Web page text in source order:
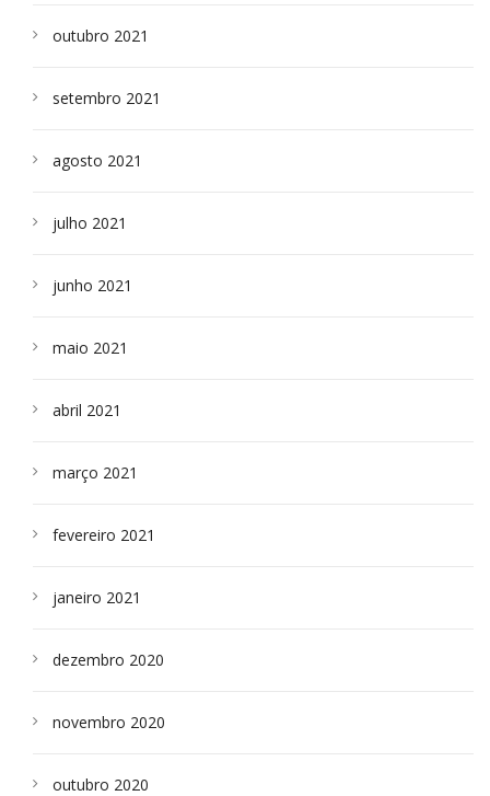
outubro 2021
setembro 2021
agosto 2021
julho 2021
junho 2021
maio 2021
abril 2021
março 2021
fevereiro 2021
janeiro 2021
dezembro 2020
novembro 2020
outubro 2020